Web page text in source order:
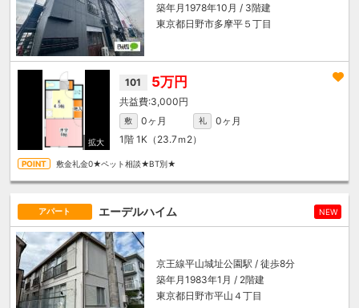
築年月1978年10月 / 3階建
東京都日野市多摩平５丁目
101 5万円
3,000円
敷 0ヶ月 礼
0ヶ月
1階 1K（23.7ｍ 2）
敷金礼金0★ペット相談★BT別★
アパート エーデルハイム NEW
京王線平山城址公園駅 / 徒歩8分
築年月1983年1月 / 2階建
東京都日野市平山４丁目